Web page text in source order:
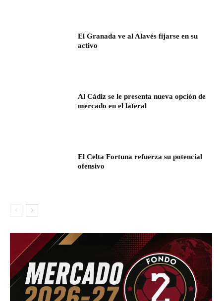
El Granada ve al Alavés fijarse en su
activo
Al Cádiz se le presenta nueva opción de
mercado en el lateral
El Celta Fortuna refuerza su potencial
ofensivo